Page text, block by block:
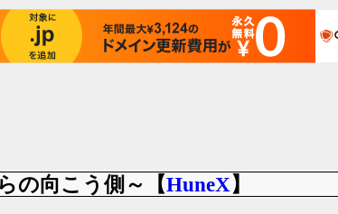
の向こう側～【HuneX】